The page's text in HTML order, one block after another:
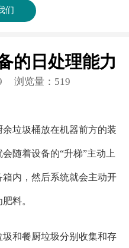
联系我们
们
的日处理能力
浏览量：519
垃圾桶放在机器前方的装
随着设备的“升梯”主动上
内，然后系统就会主动开
料。
和餐厨垃圾分别收集和存